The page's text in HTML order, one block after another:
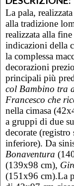
La pala,
alla tradizione
realizzata alla
indicazioni della
la complessa
decorazioni
principali più
col Bambino tra
Francesco che
nella cimasa
a gruppi di due
decorate
inferiore). Da
Bonaventura
(139x98 cm),
(151x96 cm).La